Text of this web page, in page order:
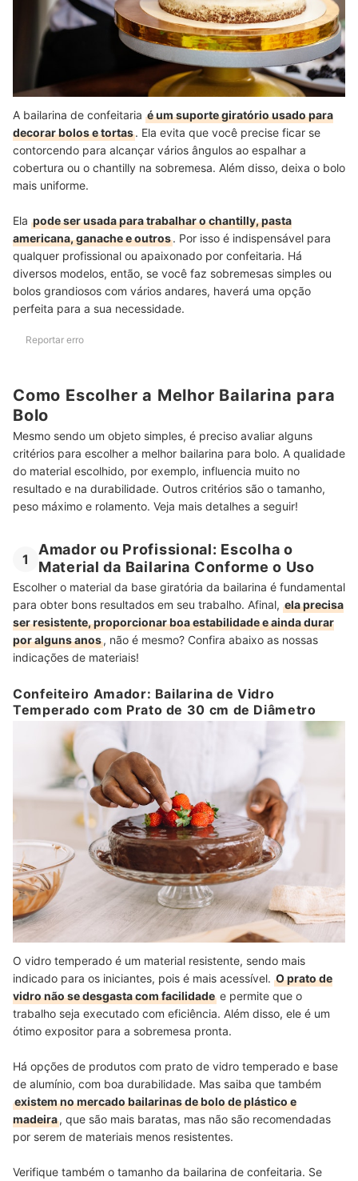
A bailarina de confeitaria é um suporte giratório usado para
decorar bolos e tortas. Ela evita que você precise ficar se
contorcendo para alcançar vários ângulos ao espalhar a
cobertura ou o chantilly na sobremesa. Além disso, deixa o bolo
mais uniforme.
Ela pode ser usada para trabalhar o chantilly, pasta
americana, ganache e outros. Por isso é indispensável para
qualquer profissional ou apaixonado por confeitaria. Há
diversos modelos, então, se você faz sobremesas simples ou
bolos grandiosos com vários andares, haverá uma opção
perfeita para a sua necessidade.
Reportar erro
Como Escolher a Melhor Bailarina para
Bolo
Mesmo sendo um objeto simples, é preciso avaliar alguns
critérios para escolher a melhor bailarina para bolo. A qualidade
do material escolhido, por exemplo, influencia muito no
resultado e na durabilidade. Outros critérios são o tamanho,
peso máximo e rolamento. Veja mais detalhes a seguir!
1
Amador ou Profissional: Escolha o
Material da Bailarina Conforme o Uso
Escolher o material da base giratória da bailarina é fundamental
para obter bons resultados em seu trabalho. Afinal, ela precisa
ser resistente, proporcionar boa estabilidade e ainda durar
por alguns anos, não é mesmo? Confira abaixo as nossas
indicações de materiais!
Confeiteiro Amador: Bailarina de Vidro
Temperado com Prato de 30 cm de Diâmetro
O vidro temperado é um material resistente, sendo mais
indicado para os iniciantes, pois é mais acessível. O prato de
vidro não se desgasta com facilidade e permite que o
trabalho seja executado com eficiência. Além disso, ele é um
ótimo expositor para a sobremesa pronta.
Há opções de produtos com prato de vidro temperado e base
de alumínio, com boa durabilidade. Mas saiba que também
existem no mercado bailarinas de bolo de plástico e
madeira, que são mais baratas, mas não são recomendadas
por serem de materiais menos resistentes.
Verifique também o tamanho da bailarina de confeitaria. Se